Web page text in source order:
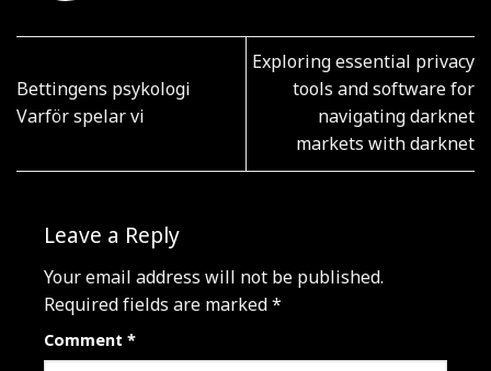
Bettingens psykologi
Varför spelar vi
Exploring essential privacy
tools and software for
navigating darknet
markets with darknet
Leave a Reply
Your email address will not be published.
Required fields are marked*
Comment *